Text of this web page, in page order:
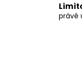
právě